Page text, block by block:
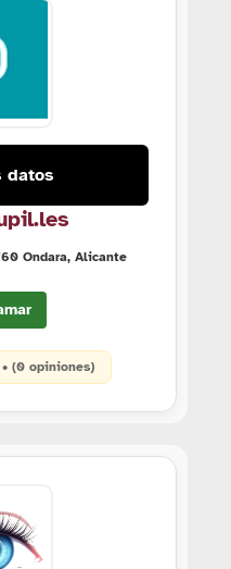
datos
Ondara, Alicante
(0 opiniones)